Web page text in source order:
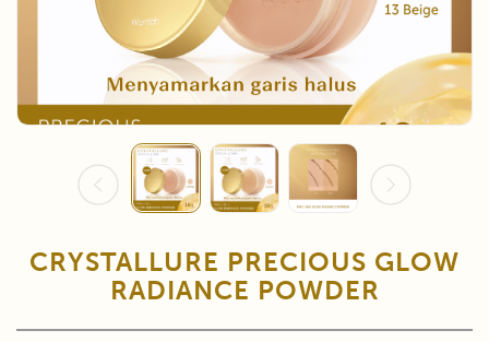
CRYSTALLURE PRECIOUS GLOW
RADIANCE POWDER